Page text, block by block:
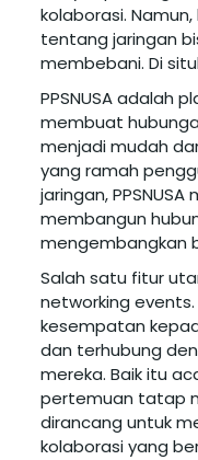
kolaborasi.
tentang jaringan
membebani. Di
PPSNUSA adalah
membuat
menjadi mudah
yang ramah
jaringan,
membangun
mengembangkan
Salah satu fitur
networking
kesempatan
dan terhubung
mereka. Baik itu
pertemuan tatap
dirancang untuk
kolaborasi yang